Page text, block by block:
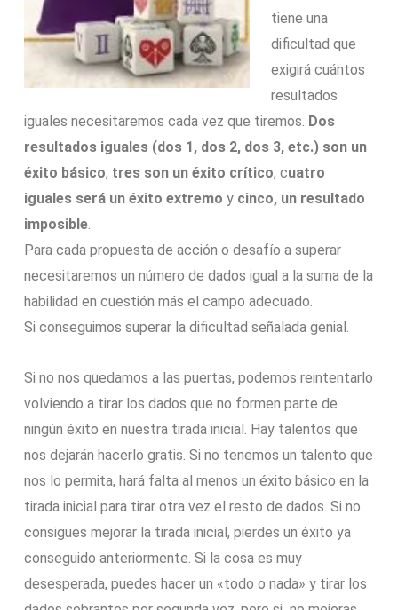
tiene una
dificultad que
exigirá cuántos
resultados
iguales necesitaremos cada vez que tiremos. Dos
resultados iguales (dos 1, dos 2, dos 3, etc.) son un
éxito básico, tres son un éxito crítico, cuatro
iguales será un éxito extremo y cinco, un resultado
imposible.
Para cada propuesta de acción o desafío a superar
necesitaremos un número de dados igual a la suma de la
habilidad en cuestión más el campo adecuado.
Si conseguimos superar la dificultad señalada genial.
Si no nos quedamos a las puertas, podemos reintentarlo
volviendo a tirar los dados que no formen parte de
ningún éxito en nuestra tirada inicial. Hay talentos que
nos dejarán hacerlo gratis. Si no tenemos un talento que
nos lo permita, hará falta al menos un éxito básico en la
tirada inicial para tirar otra vez el resto de dados. Si no
consigues mejorar la tirada inicial, pierdes un éxito ya
conseguido anteriormente. Si la cosa es muy
desesperada, puedes hacer un «todo o nada» y tirar los